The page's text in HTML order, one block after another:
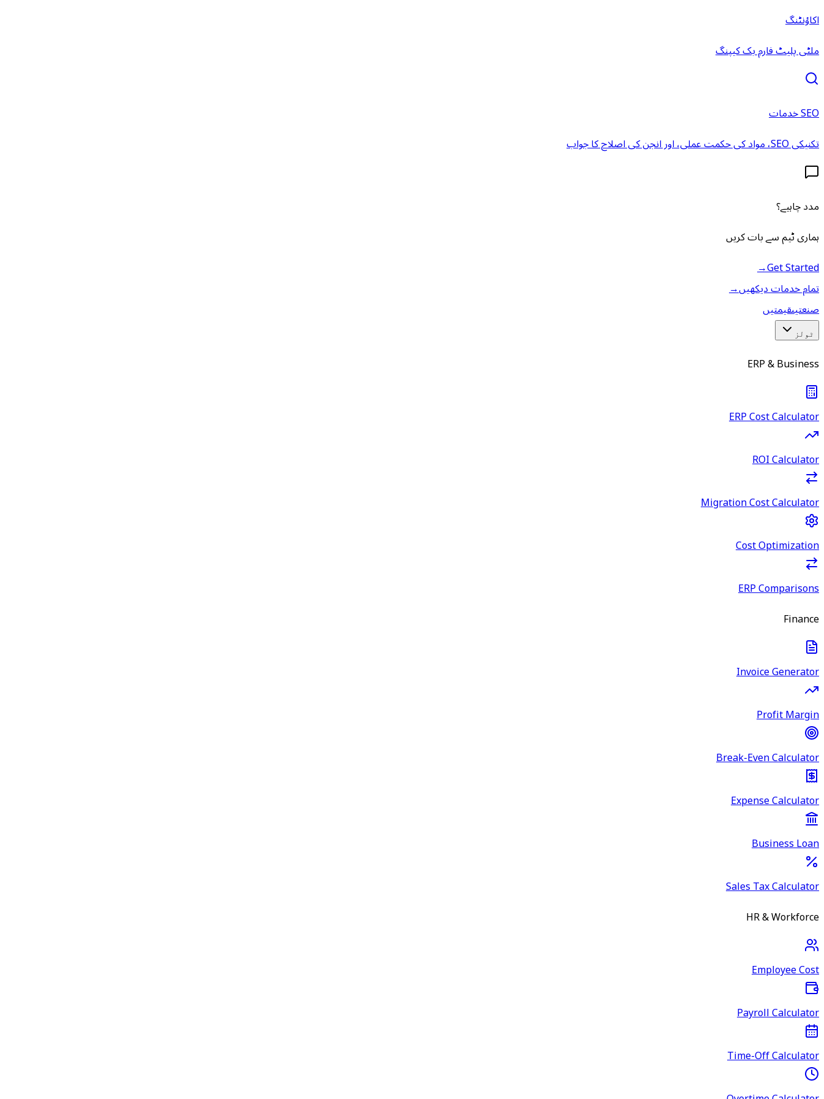
اکاؤنٹنگ
ملٹی پلیٹ فارم بک کیپنگ
SEO خدمات
تکنیکی SEO، مواد کی حکمت عملی، اور انجن کی اصلاح کا جواب
مدد چاہیے؟
ہماری ٹیم سے بات کریں
Get Started
→
تمام خدمات دیکھیں→
صنعتیںقیمتیں
ٹولز
ERP & Business
ERP Cost Calculator
ROI Calculator
Migration Cost Calculator
Cost Optimization
ERP Comparisons
Finance
Invoice Generator
Profit Margin
Break-Even Calculator
Expense Calculator
Business Loan
Sales Tax Calculator
HR & Workforce
Employee Cost
Payroll Calculator
Time-Off Calculator